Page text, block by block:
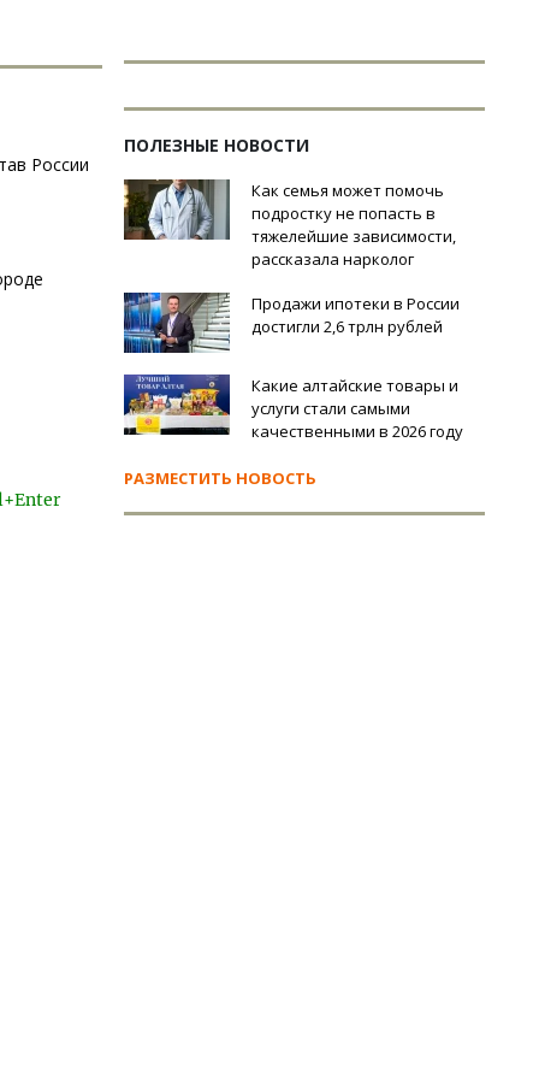
России
ПОЛЕЗНЫЕ НОВОСТИ
Как семья может помочь
подростку не попасть в
тяжелейшие зависимости,
рассказала нарколог
Продажи ипотеки в России
достигли 2,6 трлн рублей
Какие алтайские товары и
услуги стали самыми
качественными в 2026 году
РАЗМЕСТИТЬ НОВОСТЬ